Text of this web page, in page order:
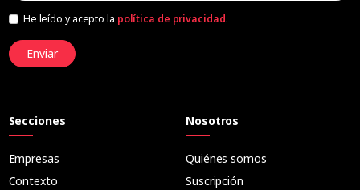
He leído y acepto la política de privacidad.
Enviar
Secciones
Empresas
Contexto
Nosotros
Quiénes somos
Suscripción